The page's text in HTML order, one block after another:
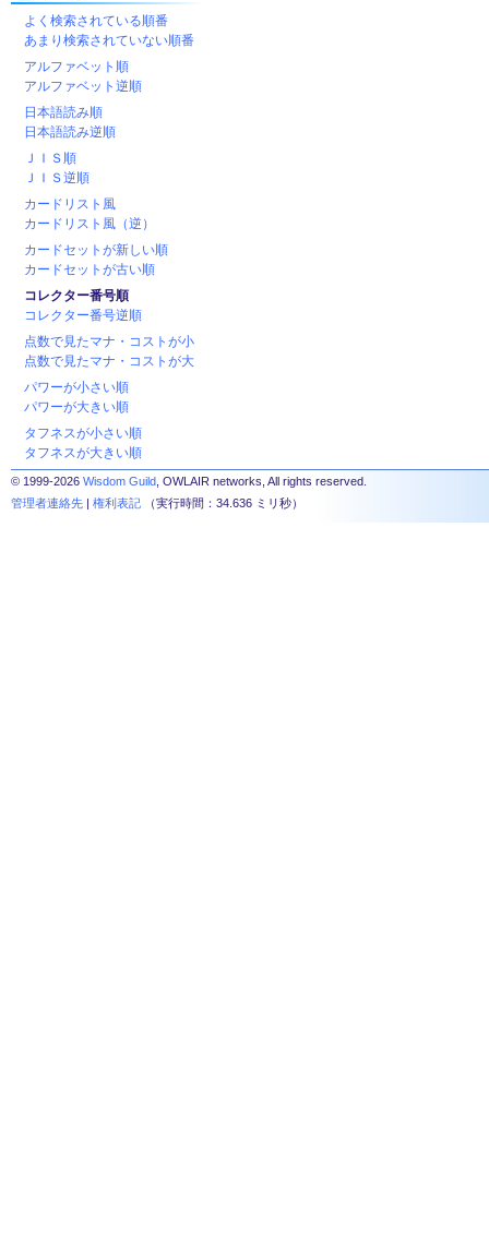
よく検索されている順番
あまり検索されていない順番
アルファベット順
アルファベット逆順
日本語読み順
日本語読み逆順
ＪＩＳ順
ＪＩＳ逆順
カードリスト風
カードリスト風（逆）
カードセットが新しい順
カードセットが古い順
コレクター番号順
コレクター番号逆順
点数で見たマナ・コストが小
点数で見たマナ・コストが大
パワーが小さい順
パワーが大きい順
タフネスが小さい順
タフネスが大きい順
© 1999-2026 Wisdom Guild , OWLAIR networks, All rights reserved.
管理者連絡先 | 権利表記 （実行時間：34.636 ミリ秒）